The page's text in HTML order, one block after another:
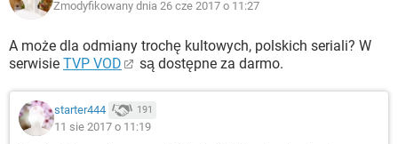
Zmodyfikowany dnia 26 cze 2017 o 11:27
A może dla odmiany trochę kultowych, polskich seriali? W
serwisie TVP VOD są dostępne za darmo.
starter444 191
11 sie 2017 o 11:19